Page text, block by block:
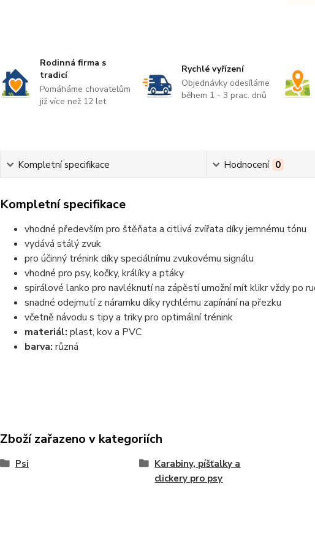
Rodinná firma s
tradicí
Pomáháme chovatelům
již více než 12 let
Rychlé vyřízení
Objednávky odesíláme
během 1 - 3 prac. dnů
Kompletní specifikace Hodnocení 0
Kompletní specifikace
vhodné především pro štěňata a citlivá zvířata díky jemnému tónu
vydává stálý zvuk
pro účinný trénink díky speciálnímu zvukovému signálu
vhodné pro psy, kočky, králíky a ptáky
spirálové lanko pro navléknutí na zápěstí umožní mít klikr vždy po
snadné odejmutí z náramku díky rychlému zapínání na přezku
včetně návodu s tipy a triky pro optimální trénink
materiál: plast, kov a PVC
barva: různá
Zboží zařazeno v kategoriích
Psi
Karabiny, píšťalky a
clickery pro psy